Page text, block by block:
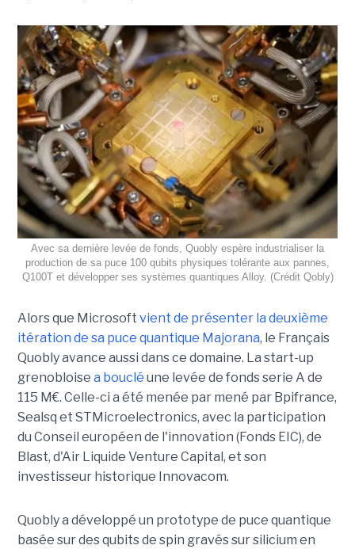
Avec sa dernière levée de fonds, Quobly espère industrialiser la
production de sa puce 100 qubits physiques tolérante aux pannes,
Q100T et développer ses systèmes quantiques Alloy. (Crédit Qobly)
Alors que Microsoft vient de présenter la deuxième
itération de sa puce quantique Majorana, le Français
Quobly avance aussi dans ce domaine. La start-up
grenobloise a bouclé une levée de fonds serie A de
115 M€. Celle-ci a été menée par mené par Bpifrance,
Sealsq et STMicroelectronics, avec la participation
du Conseil européen de l'innovation (Fonds EIC), de
Blast, d'Air Liquide Venture Capital, et son
investisseur historique Innovacom.
Quobly a développé un prototype de puce quantique
basée sur des qubits de spin gravés sur silicium en